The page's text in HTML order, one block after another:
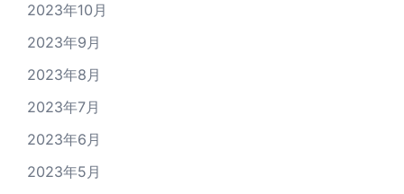
2023年10月
2023年9月
2023年8月
2023年7月
2023年6月
2023年5月